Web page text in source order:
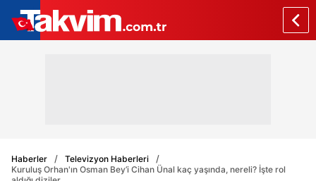
Haberler
Televizyon Haberleri
Kuruluş Orhan'ın Osman Bey’i Cihan Ünal kaç yaşında, nereli? İşte rol